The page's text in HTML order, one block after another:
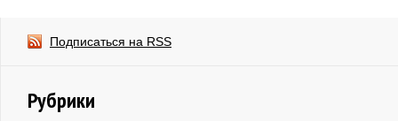
Подписаться на RSS
Рубрики